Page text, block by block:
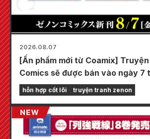
2026.08.07
[Ấn phẩm mới từ Coamix]
Comics sẽ được bán vào ngày 7
Sáu)!
hỗn hợp cốt lõi truyện tranh zenon